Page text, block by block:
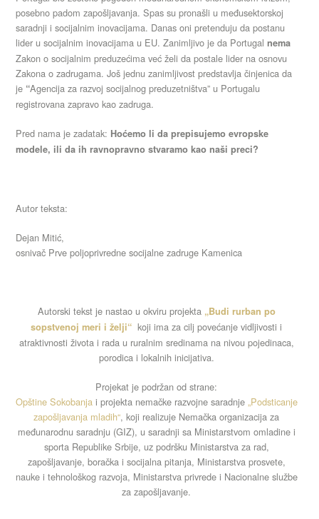
posebno padom zapošljavanja. Spas su pronašli u međusektorskoj
saradnji i socijalnim inovacijama. Danas oni pretenduju da postanu
lider u socijalnim inovacijama u EU. Zanimljivo je da Portugal nema
Zakon o socijalnim preduzećima već želi da postale lider na osnovu
Zakona o zadrugama. Još jednu zanimljivost predstavlja činjenica da
je “Agencija za razvoj socijalnog preduzetništva” u Portugalu
registrovana zapravo kao zadruga.
Pred nama je zadatak: Hoćemo li da prepisujemo evropske
modele, ili da ih ravnopravno stvaramo kao naši preci?
Autor teksta:
Dejan Mitić,
osnivač Prve poljoprivredne socijalne zadruge Kamenica
Autorski tekst je nastao u okviru projekta „Budi rurban po
sopstvenoj meri i želji“ koji ima za cilj povećanje vidljivosti i
atraktivnosti života i rada u ruralnim sredinama na nivou pojedinaca,
porodica i lokalnih inicijativa.
Projekat je podržan od strane:
Opštine Sokobanjai projekta nemačke razvojne saradnje „Podsticanje
zapošljavanja mladih“, koji realizuje Nemačka organizacija za
međunarodnu saradnju (GIZ), u saradnji sa Ministarstvom omladine i
sporta Republike Srbije, uz podršku Ministarstva za rad,
zapošljavanje, boračka i socijalna pitanja, Ministarstva prosvete,
nauke i tehnološkog razvoja, Ministarstva privrede i Nacionalne službe
za zapošljavanje.